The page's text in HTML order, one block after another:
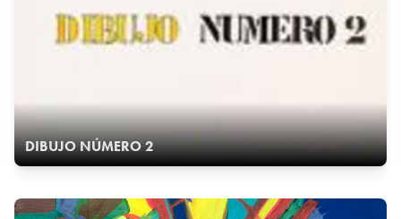
DIBUJO NÚMERO 2